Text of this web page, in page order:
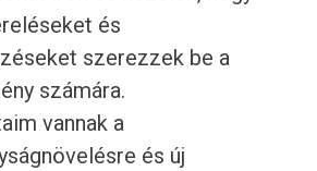
és
szerezzek be a
számára.
vannak a
és új